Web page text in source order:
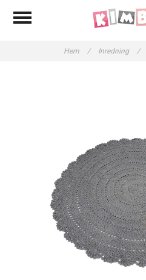
Hem / Inredning /